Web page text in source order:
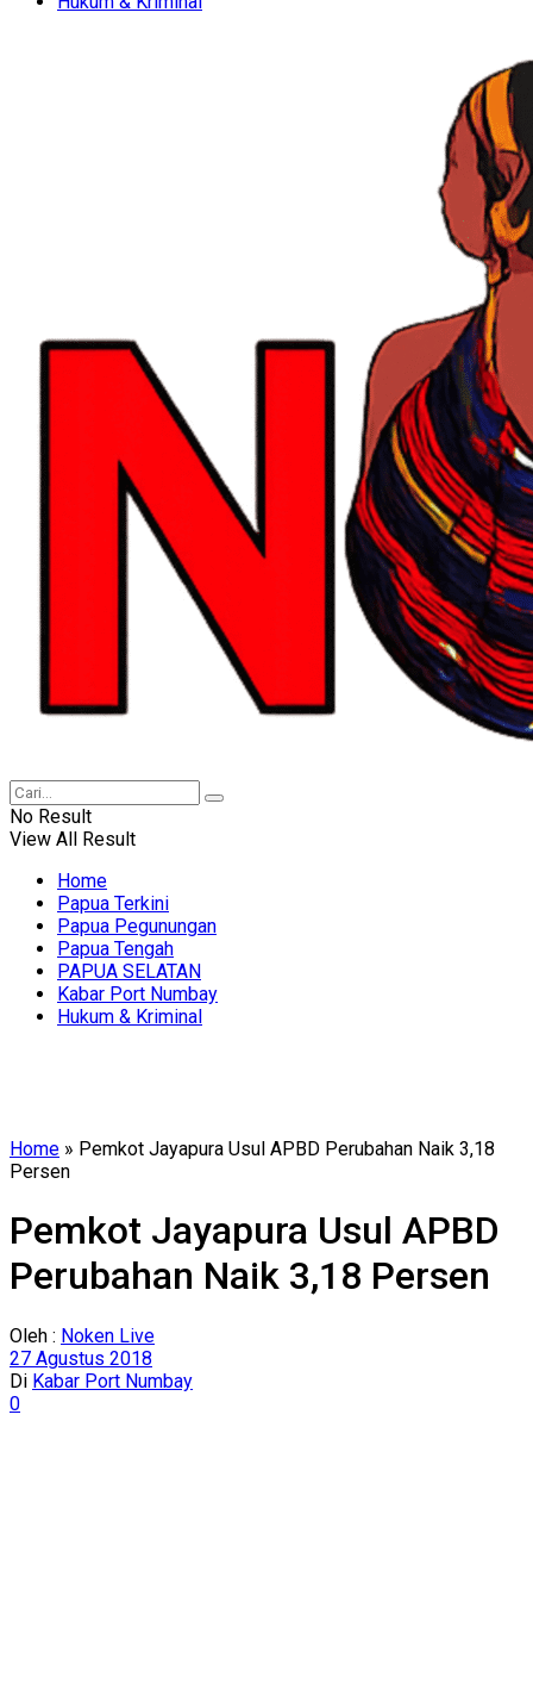
No Result
View All Result
Home
Papua Terkini
Papua Pegunungan
Papua Tengah
PAPUA SELATAN
Kabar Port Numbay
Hukum & Kriminal
Home » Pemkot Jayapura Usul APBD Perubahan Naik 3,18
Persen
Pemkot Jayapura Usul APBD
Perubahan Naik 3,18 Persen
Oleh : Noken Live
27 Agustus 2018
Di Kabar Port Numbay
0